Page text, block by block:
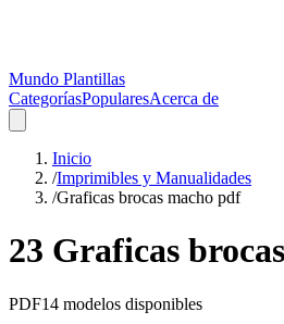
Mundo Plantillas
CategoríasPopularesAcerca de
Inicio
/Imprimibles y Manualidades
/Graficas brocas macho pdf
23 Graficas
PDF14 modelos disponibles